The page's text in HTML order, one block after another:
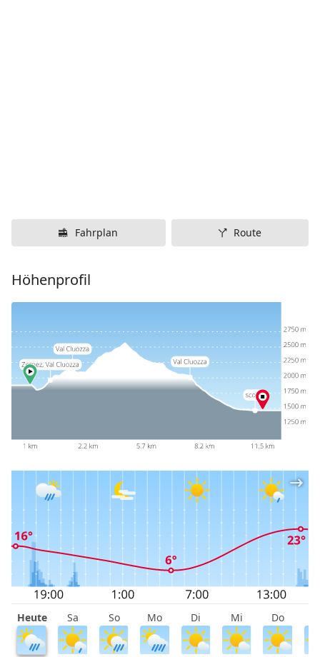
Fahrplan Route
Höhenprofil
Heute Sa So Mo Di Mi Do